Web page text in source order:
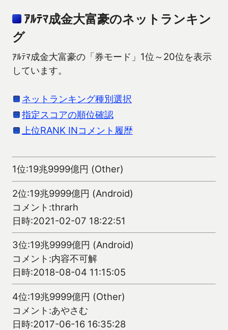
ｱﾙﾃﾏ成金大富豪のネットランキン
グ
ｱﾙﾃﾏ成金大富豪の「券モード」1位～20位を表示
しています。
ネットランキング種別選択
指定スコアの順位確認
上位RANK INコメント履歴
1位:19兆9999億円 (Other)
2位:19兆9999億円 (Android)
コメント:thrarh
日時:2021-02-07 18:22:51
3位:19兆9999億円 (Android)
コメント:内容不可解
日時:2018-08-04 11:15:05
4位:19兆9999億円 (Other)
コメント:あやさむ
日時:2017-06-16 16:35:28